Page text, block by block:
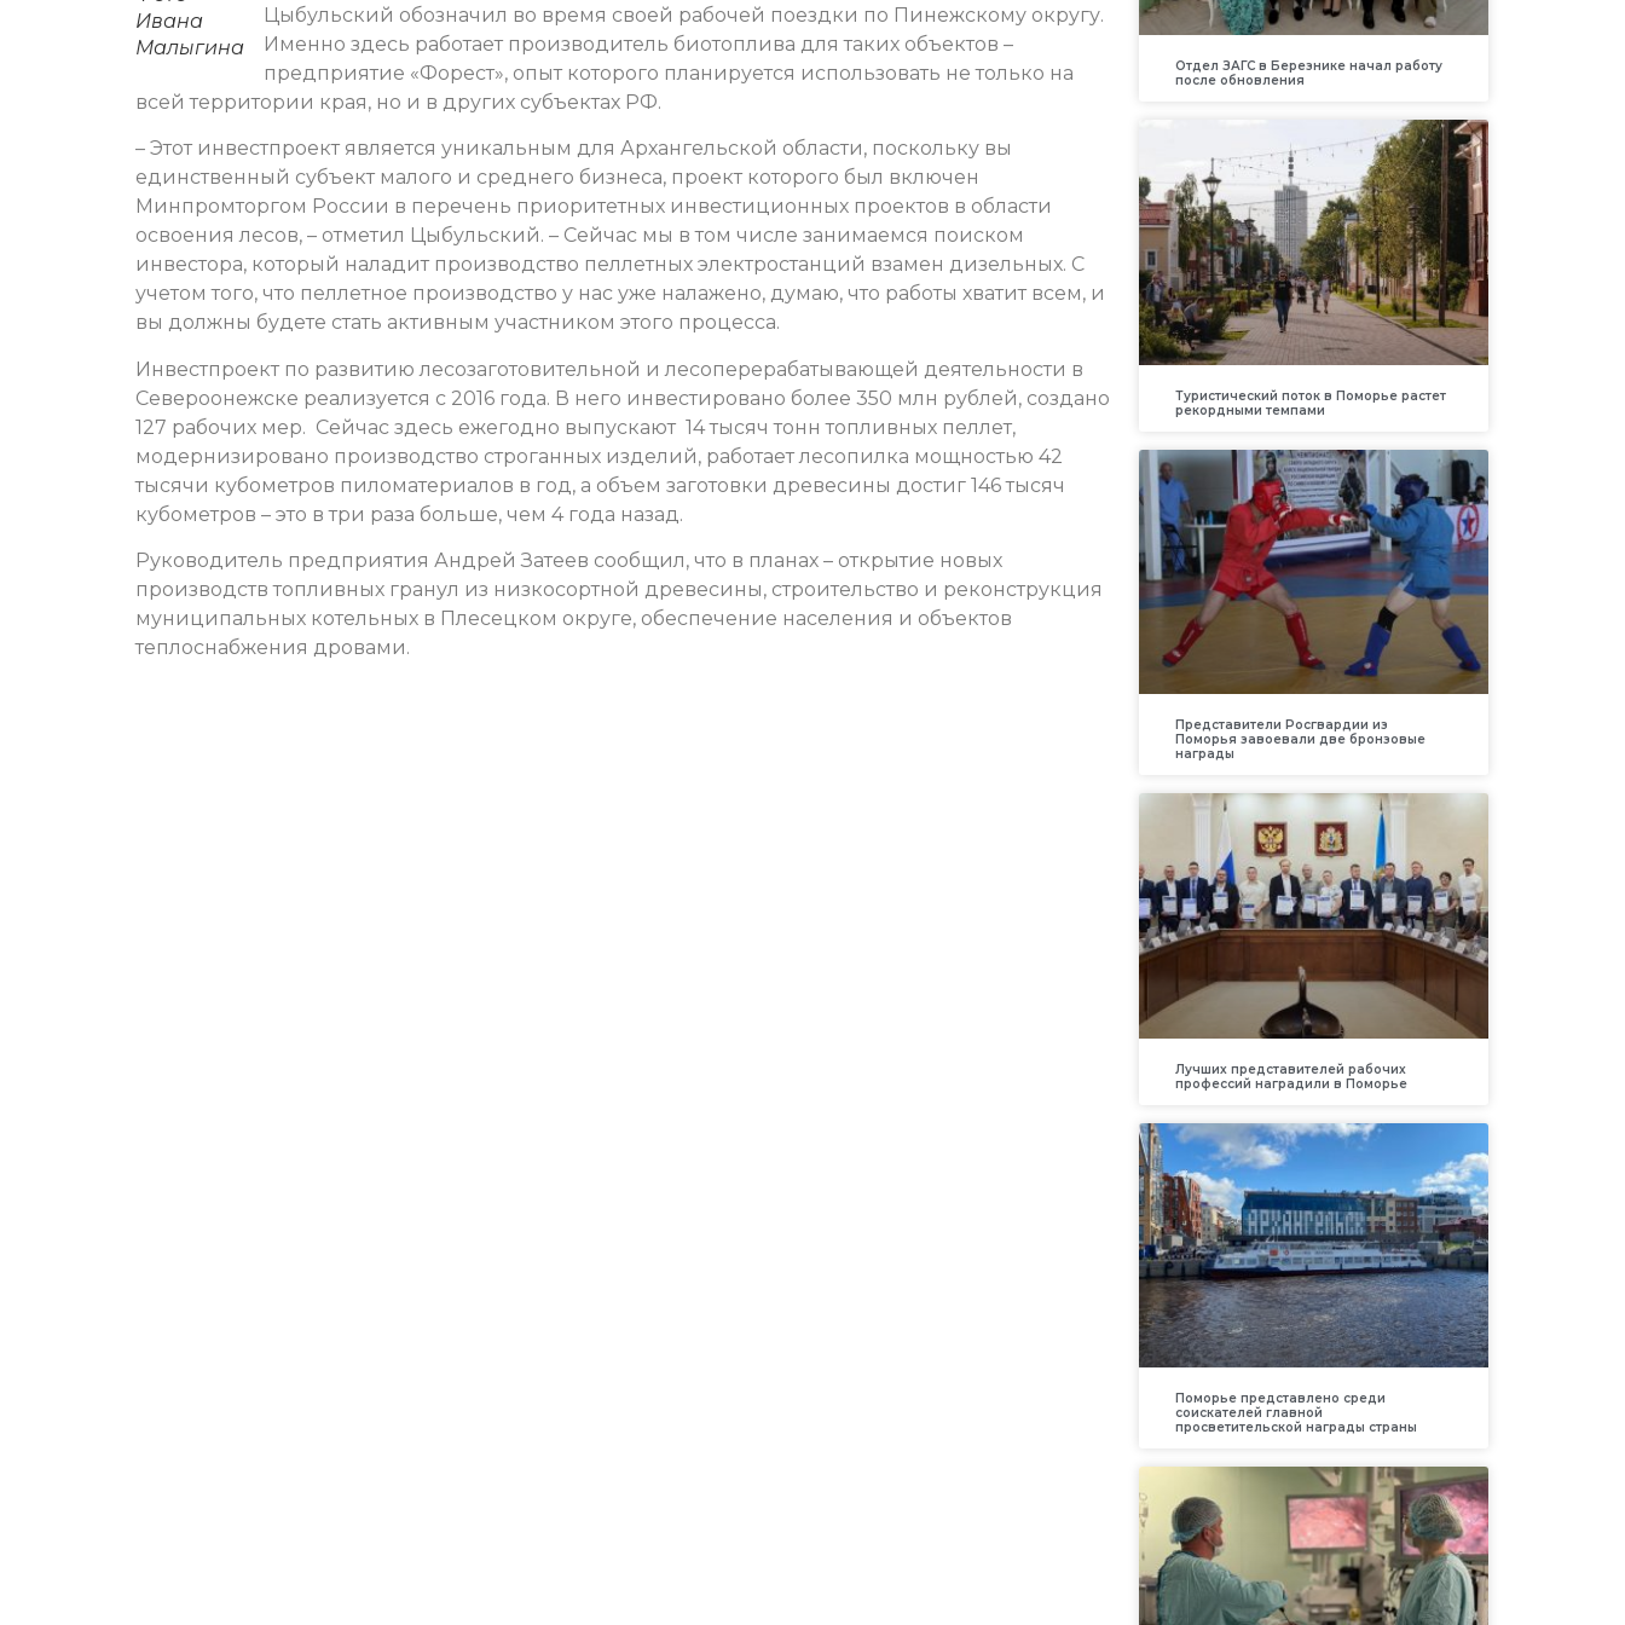
Ивана
Малыгина
Цыбульский обозначил во время своей рабочей поездки по Пинежскому округу.
Именно здесь работает производитель биотоплива для таких объектов –
предприятие «Форест», опыт которого планируется использовать не только на
всей территории края, но и в других субъектах РФ.
– Этот инвестпроект является уникальным для Архангельской области, поскольку вы
единственный субъект малого и среднего бизнеса, проект которого был включен
Минпромторгом России в перечень приоритетных инвестиционных проектов в области
освоения лесов, – отметил Цыбульский. – Сейчас мы в том числе занимаемся поиском
инвестора, который наладит производство пеллетных электростанций взамен дизельных. С
учетом того, что пеллетное производство у нас уже налажено, думаю, что работы хватит всем, и
вы должны будете стать активным участником этого процесса.
Инвестпроект по развитию лесозаготовительной и лесоперерабатывающей деятельности в
Североонежске реализуется с 2016 года. В него инвестировано более 350 млн рублей, создано
127 рабочих мер. Сейчас здесь ежегодно выпускают 14 тысяч тонн топливных пеллет,
модернизировано производство строганных изделий, работает лесопилка мощностью 42
тысячи кубометров пиломатериалов в год, а объем заготовки древесины достиг 146 тысяч
кубометров – это в три раза больше, чем 4 года назад.
Руководитель предприятия Андрей Затеев сообщил, что в планах – открытие новых
производств топливных гранул из низкосортной древесины, строительство и реконструкция
муниципальных котельных в Плесецком округе, обеспечение населения и объектов
теплоснабжения дровами.
Отдел ЗАГС в Березнике начал работу
после обновления
Туристический поток в Поморье растет
рекордными темпами
Представители Росгвардии из
Поморья завоевали две бронзовые
награды
Лучших представителей рабочих
профессий наградили в Поморье
Поморье представлено среди
соискателей главной
просветительской награды страны